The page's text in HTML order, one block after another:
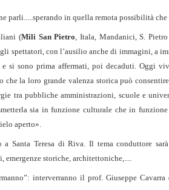
parli.....sperando in quella remota possibilità
(Mili San Pietro, Itala, Mandanici, S.
spettatori, con l’ausilio anche di immagini, a
si sono prima affermati, poi decaduti. Oggi
la loro grande valenza storica può
tra pubbliche amministrazioni, scuole e
sia in funzione culturale che in
aperto».
Santa Teresa di Riva. Il tema conduttore
storiche, architettoniche,....
interverranno il prof. Giuseppe Cavarra